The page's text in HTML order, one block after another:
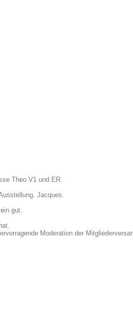
! Offene Klasse Theo V1
Jacques.
gut.
Moderation der